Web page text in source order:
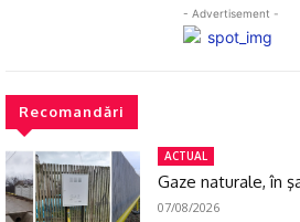
- Advertisement -
Recomandări
ACTUAL
Gaze naturale, în
07/08/2026